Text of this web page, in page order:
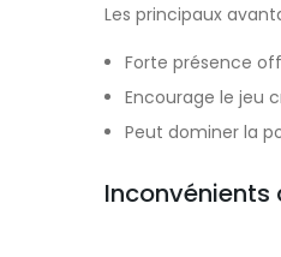
Les principaux
Forte présence
Encourage le jeu
Peut dominer la